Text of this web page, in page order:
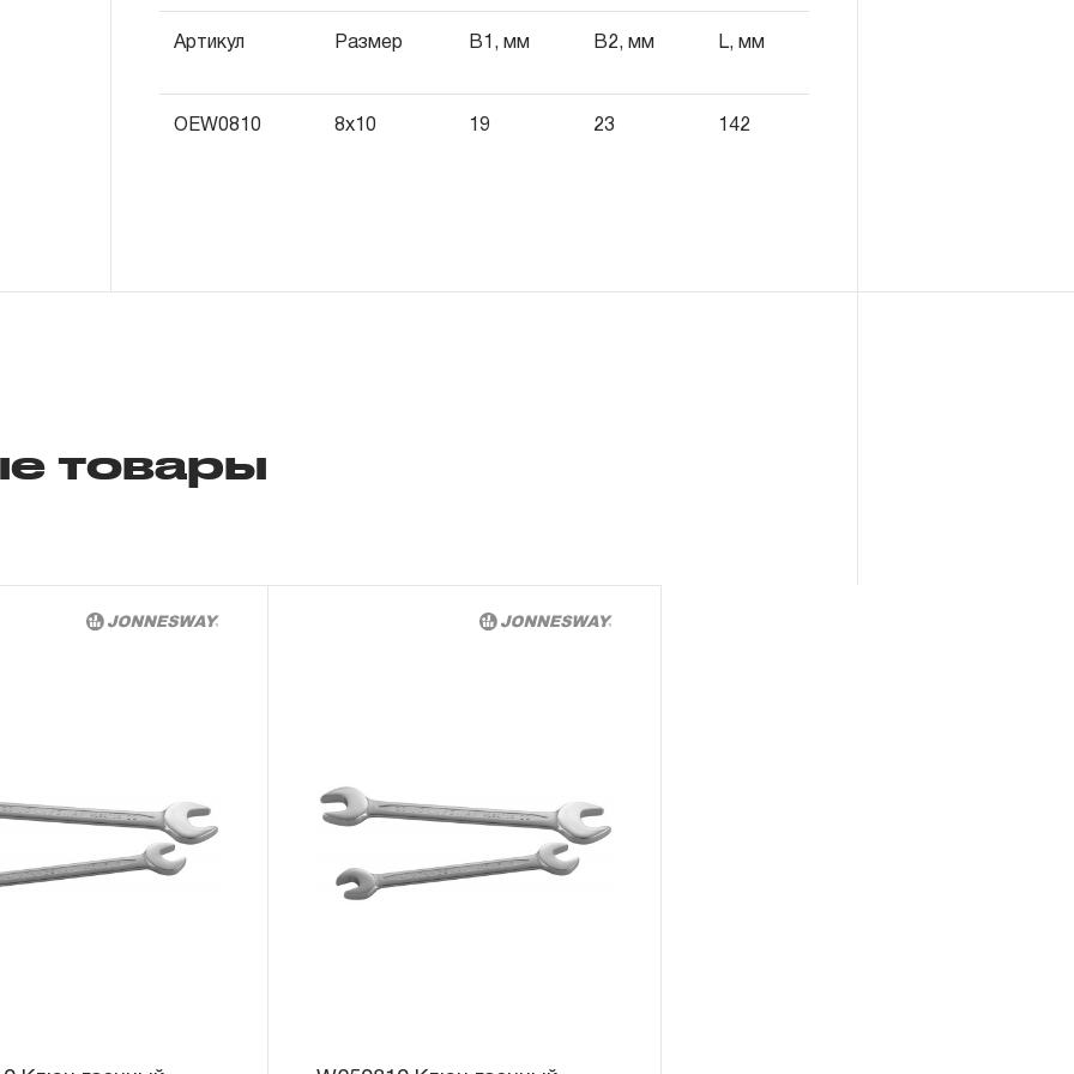
Артикул Размер B1, мм В2, мм L, мм
OEW0810 8x10 19 23 142
исчисляться с момента ввода инструмента в эксплуатацию, но не
более 3-х месяцев с даты продажи.
производстве и делающий невозможным дальнейшее использование
эксплуатации всех типов инструмента, за исключением тех групп
инструмента, которые перечислены в п. 3.4.
3.4 На следующие группы слесарно-монтажного, пневматического,
распространяется ограниченный срок гарантии в ДВЕНАДЦАТЬ
месяцев.
3.4.2 На измерительный и диагностический инструмент, включая
манометры, компрессометры, тестеры, рулетки, динамометрические
товары